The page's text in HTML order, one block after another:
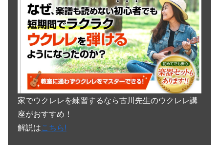
家でウクレレを練習するなら古川先生のウクレレ講
座がおすすめ！
解説はこちら!